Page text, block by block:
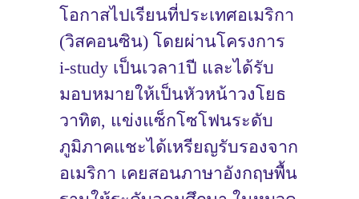
โอกาสไปเรียนที่ประเทศอเมริกา
(วิสคอนซิน) โดยผ่านโครงการ
i-study เป็นเวลา1ปี และได้รับ
มอบหมายให้เป็นหัวหน้าวงโยธ
วาทิต, แข่งแซ็กโซโฟนระดับ
ภูมิภาคแชะได้เหรียญรับรองจาก
อเมริกา เคยสอนภาษาอังกฤษพื้น